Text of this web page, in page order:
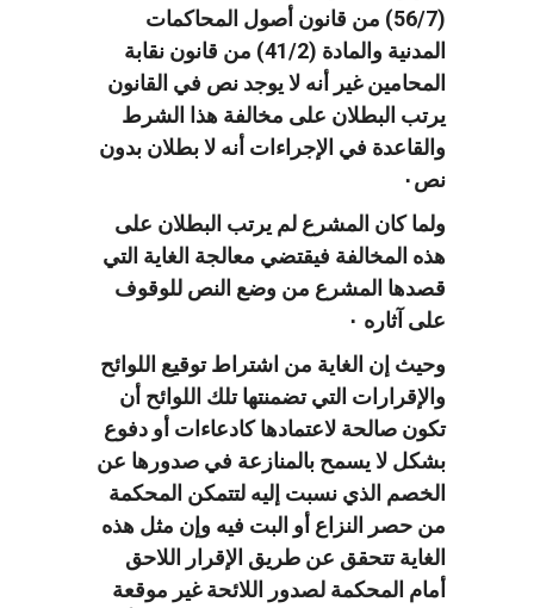
(56/7) من قانون أصول المحاكمات
المدنية والمادة (41/2) من قانون نقابة
المحامين غير أنه لا يوجد نص في القانون
يرتب البطلان على مخالفة هذا الشرط
والقاعدة في الإجراءات أنه لا بطلان بدون
نص٠
ولما كان المشرع لم يرتب البطلان على
هذه المخالفة فيقتضي معالجة الغاية التي
قصدها المشرع من وضع النص للوقوف
على آثاره ٠
وحيث إن الغاية من اشتراط توقيع اللوائح
والإقرارات التي تضمنتها تلك اللوائح أن
تكون صالحة لاعتمادها كادعاءات أو دفوع
بشكل لا يسمح بالمنازعة في صدورها عن
الخصم الذي نسبت إليه لتتمكن المحكمة
من حصر النزاع أو البت فيه وإن مثل هذه
الغاية تتحقق عن طريق الإقرار اللاحق
أمام المحكمة لصدور اللائحة غير موقعة